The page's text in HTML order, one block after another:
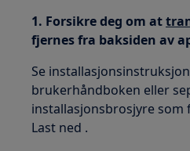
1. Forsikre deg om at
fjernes fra baksiden av
Se
brukerhåndboken eller
installasjonsbrosjyre
Last ned .